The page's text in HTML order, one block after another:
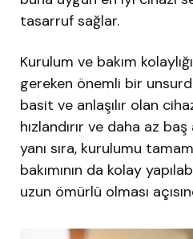
tasarruf sağlar.
Kurulum ve bakım
gereken önemli bir
basit ve anlaşılır olan
hızlandırır ve daha az baş
yanı sıra, kurulumu
bakımının da kolay
uzun ömürlü olması